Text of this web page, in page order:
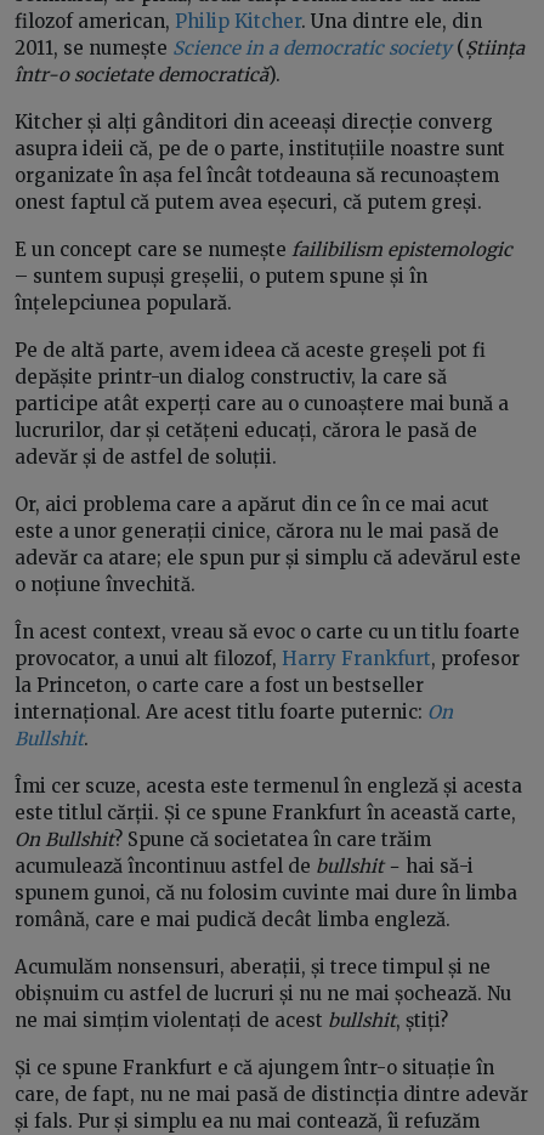
filozof american, Philip Kitcher. Una dintre ele, din
2011, se numește Science in a democratic society(Știința
într-o societate democratică).
Kitcher și alți gânditori din aceeași direcție converg
asupra ideii că, pe de o parte, instituțiile noastre sunt
organizate în așa fel încât totdeauna să recunoaștem
onest faptul că putem avea eșecuri, că putem greși.
E un concept care se numește failibilism epistemologic
– suntem supuși greșelii, o putem spune și în
înțelepciunea populară.
Pe de altă parte, avem ideea că aceste greșeli pot fi
depășite printr-un dialog constructiv, la care să
participe atât experți care au o cunoaștere mai bună a
lucrurilor, dar și cetățeni educați, cărora le pasă de
adevăr și de astfel de soluții.
Or, aici problema care a apărut din ce în ce mai acut
este a unor generații cinice, cărora nu le mai pasă de
adevăr ca atare; ele spun pur și simplu că adevărul este
o noțiune învechită.
În acest context, vreau să evoc o carte cu un titlu foarte
provocator, a unui alt filozof, Harry Frankfurt, profesor
la Princeton, o carte care a fost un bestseller
internațional. Are acest titlu foarte puternic: On
Bullshit.
Îmi cer scuze, acesta este termenul în engleză și acesta
este titlul cărții. Și ce spune Frankfurt în această carte,
On Bullshit? Spune că societatea în care trăim
acumulează încontinuu astfel de bullshit− hai să-i
spunem gunoi, că nu folosim cuvinte mai dure în limba
română, care e mai pudică decât limba engleză.
Acumulăm nonsensuri, aberații, și trece timpul și ne
obișnuim cu astfel de lucruri și nu ne mai șochează. Nu
ne mai simțim violentați de acest bullshit, știți?
Și ce spune Frankfurt e că ajungem într-o situație în
care, de fapt, nu ne mai pasă de distincția dintre adevăr
și fals. Pur și simplu ea nu mai contează, îi refuzăm